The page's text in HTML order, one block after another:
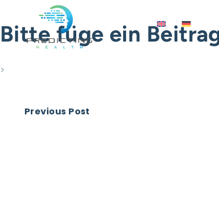
Zum Inhalt springen
Bitte füge ein
>
Beitragsnavigation
Previous Post